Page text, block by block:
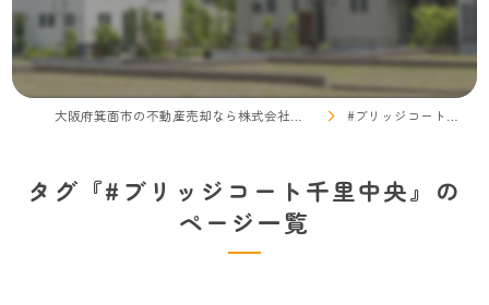
#ブリッジコート千里中央
タグ『#ブリッジコート千里中央』の
ページ一覧